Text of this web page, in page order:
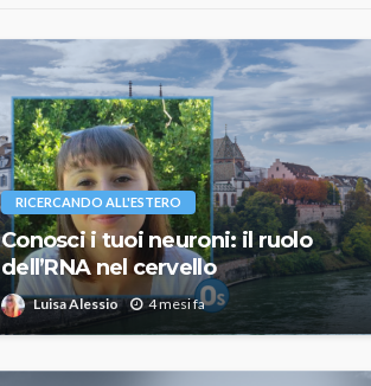
RICERCANDO ALL'ESTERO
Conosci i tuoi neuroni: il ruolo
dell’RNA nel cervello
Luisa Alessio 4 mesi fa